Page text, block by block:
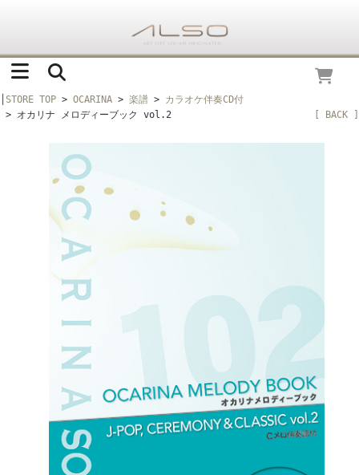
STORE TOP > OCARINA > 楽譜 > カラオケ伴奏CD付
> オカリナ メロディーブック vol.2
[ BACK ]